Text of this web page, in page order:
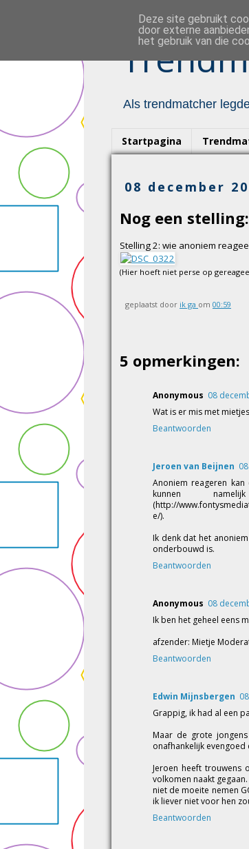
Als trendmatcher
Startpagina
08 december
Nog een
Stelling 2: wie anoniem
(Hier hoeft niet perse op
geplaatst door ik ga om 00:59
5 opmerkingen:
Anonymous 08
Wat is er mis met
Beantwoorden
Jeroen van Beijnen
Anoniem reageren
kunnen
(http://
e/).
Ik denk dat het
onderbouwd is.
Beantwoorden
Anonymous 08
Ik ben het geheel eens
afzender: Mietje
Beantwoorden
Edwin Mijnsbergen
Grappig, ik had al een
Maar de grote
onafhankelijk evengoed
Jeroen heeft
volkomen naakt
niet de moeite nemen
ik liever niet voor hen
Beantwoorden
Deze site gebruikt
door externe
het gebruik van die